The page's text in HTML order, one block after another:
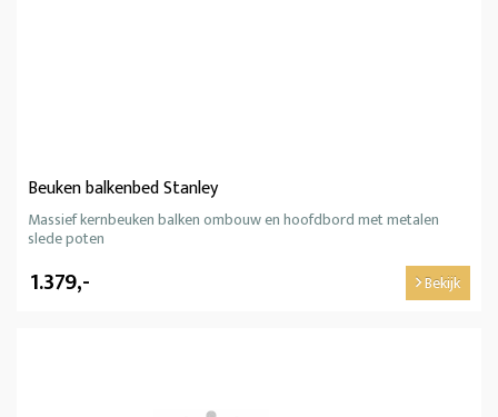
Beuken balkenbed Stanley
Massief kernbeuken balken ombouw en hoofdbord met metalen
slede poten
1.379,- Bekijk